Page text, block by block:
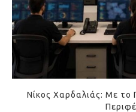
Νίκος Χαρδαλιάς: Με